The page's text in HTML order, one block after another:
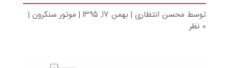
توسط محسن انتظاری| بهمن 17, 1395 | موتور سنکرون|
0 نظر